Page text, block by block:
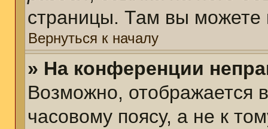
страницы. Там вы можете
Вернуться к началу
» На конференции
Возможно, отображается
часовому поясу, а не к